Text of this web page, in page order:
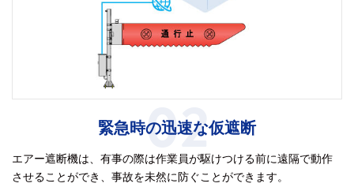
02
緊急時の迅速な仮遮断
エアー遮断機は、有事の際は作業員が駆けつける前に遠隔で動作
させることができ、事故を未然に防ぐことができます。